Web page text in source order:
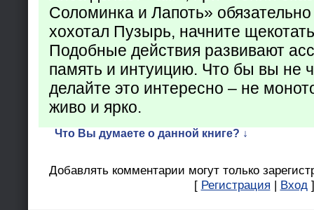
Соломинка и Лапоть»
хохотал Пузырь, начните
Подобные действия развивают
память и интуицию. Что бы вы не
делайте это интересно – не
живо и ярко.
Что Вы думаете о данной книге? ↓
Добавлять комментарии могут только
[ Регистрация | Вход ]